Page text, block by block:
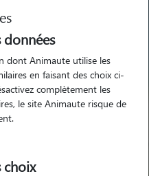
à
dont Animaute utilise les
en faisant des choix ci-
complètement les
le site Animaute risque de
choix